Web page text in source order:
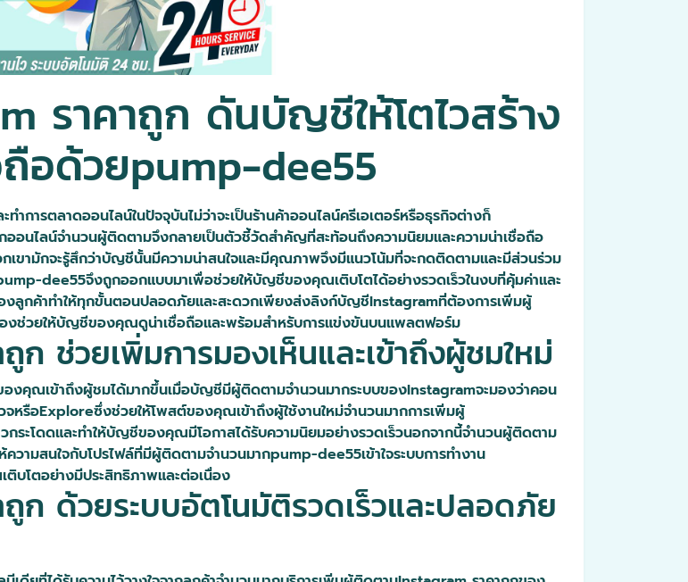
ราคาถูก ดันบัญชีให้โตไวสร้าง
อด้วยpump-dee55
ารตลาดออนไลน์ในปัจจุบันไม่ว่าจะเป็นร้านค้าออนไลน์ครีเอเตอร์หรือธุรกิจต่างก็
ออนไลน์จำนวนผู้ติดตามจึงกลายเป็นตัวชี้วัดสำคัญที่สะท้อนถึงความนิยมและความน่าเชื่อถือ
ขามักจะรู้สึกว่าบัญชีนั้นมีความน่าสนใจและมีคุณภาพจึงมีแนวโน้มที่จะกดติดตามและมีส่วนร่วม
dee55จึงถูกออกแบบมาเพื่อช่วยให้บัญชีของคุณเติบโตได้อย่างรวดเร็วในงบที่คุ้มค่าและ
องลูกค้าทำให้ทุกขั้นตอนปลอดภัยและสะดวกเพียงส่งลิงก์บัญชีInstagramที่ต้องการเพิ่มผู้
งช่วยให้บัญชีของคุณดูน่าเชื่อถือและพร้อมสำหรับการแข่งขันบนแพลตฟอร์ม
ช่วยเพิ่มการมองเห็นและเข้าถึงผู้ชมใหม่
งคุณเข้าถึงผู้ชมได้มากขึ้นเมื่อบัญชีมีผู้ติดตามจำนวนมากระบบของInstagramจะมองว่าคอน
หรือExploreซึ่งช่วยให้โพสต์ของคุณเข้าถึงผู้ใช้งานใหม่จำนวนมากการเพิ่มผู้
กระโดดและทำให้บัญชีของคุณมีโอกาสได้รับความนิยมอย่างรวดเร็วนอกจากนี้จำนวนผู้ติดตาม
ามสนใจกับโปรไฟล์ที่มีผู้ติดตามจำนวนมากpump-dee55เข้าใจระบบการทำงาน
โตอย่างมีประสิทธิภาพและต่อเนื่อง
ก ด้วยระบบอัตโนมัติรวดเร็วและปลอดภัย